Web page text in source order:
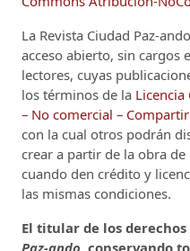
La Revista Ciudad Paz-
acceso abierto, sin cargos
lectores, cuyas
los términos de la
– No comercial – Compartir
con la cual otros podrán
crear a partir de la obra
cuando den crédito y
las mismas condiciones.
El titular de los
Paz-ando, conservando